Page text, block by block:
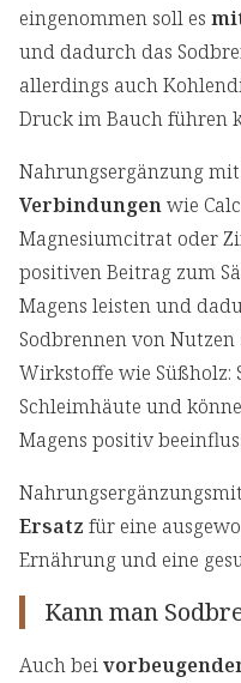
eingenommen soll es
und dadurch das
allerdings auch
Druck im Bauch führen
Nahrungsergänzung mit
Verbindungenwie
Magnesiumcitrat oder
positiven Beitrag zum
Magens leisten und
Sodbrennen von
Wirkstoffe wie Süßholz:
Schleimhäute und
Magens positiv
Ersatz für eine
Ernährung und eine
Kann man
Auch bei